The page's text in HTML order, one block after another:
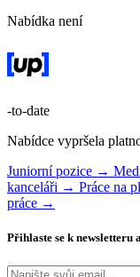
Nabídka není
-to-date
Nabídce vypršela
Juniorní pozice →
kanceláři → Práce na
práce →
Přihlaste se k newsletteru